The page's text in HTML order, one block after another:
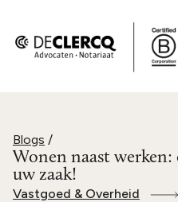
Blogs /
Wonen naast
uw zaak!
Vastgoed & Overheid